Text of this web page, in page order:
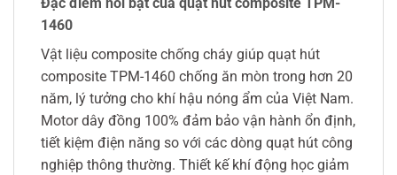
1460
Vật liệu composite chống cháy giúp quạt hút
composite TPM-1460 chống ăn mòn trong hơn 20
năm, lý tưởng cho khí hậu nóng ẩm của Việt Nam.
Motor dây đồng 100% đảm bảo vận hành ổn định,
tiết kiệm điện năng so với các dòng quạt hút công
nghiệp thông thường. Thiết kế khí động học giảm